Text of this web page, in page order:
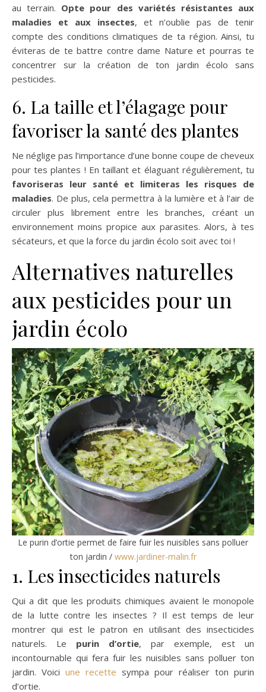
au terrain. Opte pour des variétés résistantes aux
maladies et aux insectes, et n’oublie pas de tenir
compte des conditions climatiques de ta région. Ainsi, tu
éviteras de te battre contre dame Nature et pourras te
concentrer sur la création de ton jardin écolo sans
pesticides.
6. La taille et l’élagage pour
favoriser la santé des plantes
Ne néglige pas l’importance d’une bonne coupe de cheveux
pour tes plantes ! En taillant et élaguant régulièrement, tu
favoriseras leur santé et limiteras les risques de
maladies. De plus, cela permettra à la lumière et à l’air de
circuler plus librement entre les branches, créant un
environnement moins propice aux parasites. Alors, à tes
sécateurs, et que la force du jardin écolo soit avec toi !
Alternatives naturelles
aux pesticides pour un
jardin écolo
Le purin d’ortie permet de faire fuir les nuisibles sans polluer
ton jardin / www.jardiner-malin.fr
1. Les insecticides naturels
Qui a dit que les produits chimiques avaient le monopole
de la lutte contre les insectes ? Il est temps de leur
montrer qui est le patron en utilisant des insecticides
naturels. Le purin d’ortie, par exemple, est un
incontournable qui fera fuir les nuisibles sans polluer ton
jardin. Voici une recette sympa pour réaliser ton purin
d’ortie.